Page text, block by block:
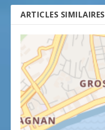
ARTICLES SIMILAIRES